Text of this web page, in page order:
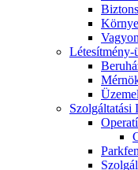
Létesítmény-
Szolgáltatási